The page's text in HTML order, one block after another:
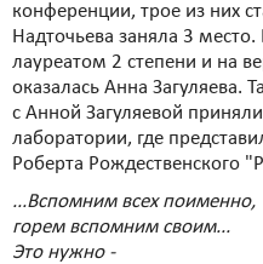
конференции, трое из них
Надточьева заняла 3 место.
лауреатом 2 степени и на
оказалась Анна Загуляева.
с Анной Загуляевой
лаборатории, где
Роберта Рождественского
...Вспомним всех поименно,
горем вспомним своим...
Это нужно -